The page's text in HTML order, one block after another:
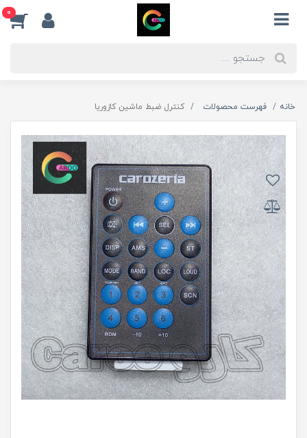
0
خانه فهرست محصولات کنترل ضبط ماشین کازوریا